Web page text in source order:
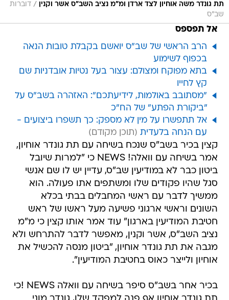
תת גונדר משה אוחיון לצד ארדן ומ"מ נציב השב"ס אשר וקנין / דוברות
שב"ס
אל תפספס
הרב הראשי של שב"ס יואשם בקבלת טובות הנאה
בכפוף לשימוע
בתא מפוקח ומצולם: עצור בעל נטיות אובדניות שם
קץ לחייו
"מסתובב באולמות, לידיעתכם": האזהרה בשב"ס על
"ביקורת הפתע" של הח"כ
אל תתפשרו על מין לא מספק: כך תשפרו ביצועים -
עם הנחה בלעדית
קצין בכיר בשב"ס שנכח בשיחה עם תת גונדר אוחיון,
אמר בשיחה עם וואלה! NEWS כי "למרות שיובל
ביטון כבר לא במודיעין שב"ס, עדיין יש לו שם אנשי
סגל שהיו פקודים שלו ומשתפים אתו פעולה. הוא
ממשיך לדבר עם ראשי המחבלים בבתי בכלא
השונים וראשי ארגוני פשיעה מעל ראשו של ראש
חטיבת המודיעין בארגון" עוד אמר אותו קצין כי מ"מ
נציב השב"ס, אשר וקנין, מאפשר לדבר להתרחש ולא
מגבה את תת גונדר אוחיון, "ביטון מנסה להכשיל את
אוחיון ולייצר כאוס בחטיבת המודיעין".
בכיר אחר בשב"ס סיפר בשיחה עם וואלה NEWS !כי